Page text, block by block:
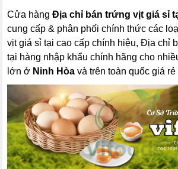
Cửa hàngĐịa chỉ bán trứng vịt giá sỉ
cung cấp & phân phối chính thức các
vịt giá sỉ tại cao cấp chính hiệu, Địa chỉ
tại hàng nhập khẩu chính hãng cho
lớn ở Ninh Hòa và trên toàn quốc giá